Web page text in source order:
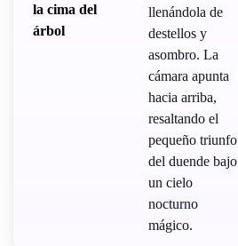
la cima del
árbol
llenándola de
destellos y
asombro. La
cámara apunta
hacia arriba,
resaltando el
pequeño triunfo
del duende bajo
un cielo
nocturno
mágico.